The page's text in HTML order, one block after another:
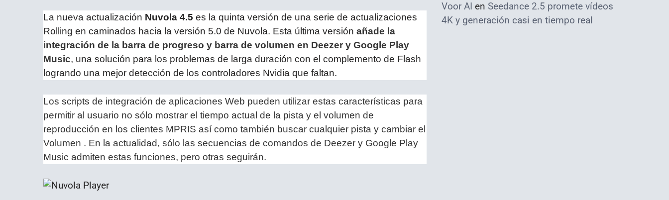
La nueva actualización Nuvola 4.5 es la quinta versión de una serie de actualizaciones
Rolling en caminados hacia la versión 5.0 de Nuvola. Esta última versión añade la
integración de la barra de progreso y barra de volumen en Deezer y Google Play
Music, una solución para los problemas de larga duración con el complemento de Flash
logrando una mejor detección de los controladores Nvidia que faltan.
Los scripts de integración de aplicaciones Web pueden utilizar estas características para
permitir al usuario no sólo mostrar el tiempo actual de la pista y el volumen de
reproducción en los clientes MPRIS así como también buscar cualquier pista y cambiar el
Volumen . En la actualidad, sólo las secuencias de comandos de Deezer y Google Play
Music admiten estas funciones, pero otras seguirán.
Voor AI en Seedance 2.5 promete vídeos
4K y generación casi en tiempo real